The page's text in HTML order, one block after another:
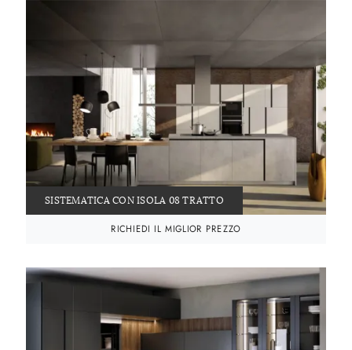
SISTEMATICA CON ISOLA 08 TRATTO
RICHIEDI IL MIGLIOR PREZZO